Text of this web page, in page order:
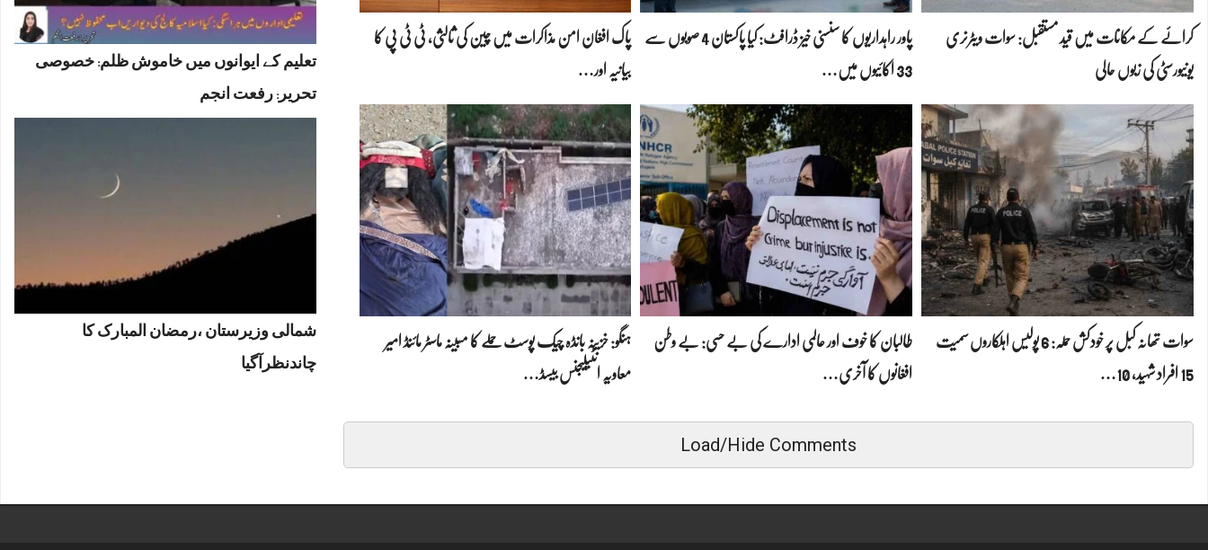
کرائے کے مکانات میں قید مستقبل: سوات ویٹرنری
یونیورسٹی کی زبوں حالی
پاور راہداریوں کا سنسنی خیز ڈرافٹ: کیا پاکستان 4 صوبوں سے
33 اکائیوں میں…
پاک افغان امن مذاکرات میں چین کی ثالثی، ٹی ٹی پی کا
بیانیہ اور…
سوات تھانہ کبل پر خودکش حملہ: 6 پولیس اہلکاروں سمیت
15 افراد شہید، 10…
طالبان کا خوف اور عالمی ادارے کی بے حسی: بے وطن
افغانوں کا آخری…
ہنگو: خزینہ بانڈہ چیک پوسٹ حملے کا مبینہ ماسٹر مائنڈ امیر
معاویہ انٹیلیجنس بیسڈ…
Load/Hide Comments
تعلیم کے ایوانوں میں خاموش ظلم: خصوصی
تحریر: رفعت انجم
شمالی وزیرستان ،رمضان المبارک کا
چاندنظرآگیا